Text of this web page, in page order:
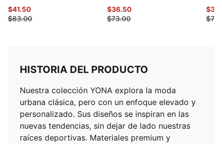
$41.50
$83.00
$36.50
$73.00
HISTORIA DEL PRODUCTO
Nuestra colección YONA explora la moda
urbana clásica, pero con un enfoque elevado y
personalizado. Sus diseños se inspiran en las
nuevas tendencias, sin dejar de lado nuestras
raíces deportivas. Materiales premium y